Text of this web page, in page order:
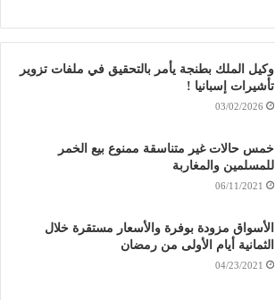
وكيل الملك بطنجة يأمر بالتحقيق في ملفات تزوير
تأشيرات إسبانيا !
03/02/2026
خمس حالات غير متناسقة ممنوع بيع الخمر
للمسلمين والمغاربة
06/11/2021
الأسواق مزودة بوفرة والأسعار مستقرة خلال
الثمانية أيام الأولى من رمضان
04/23/2021